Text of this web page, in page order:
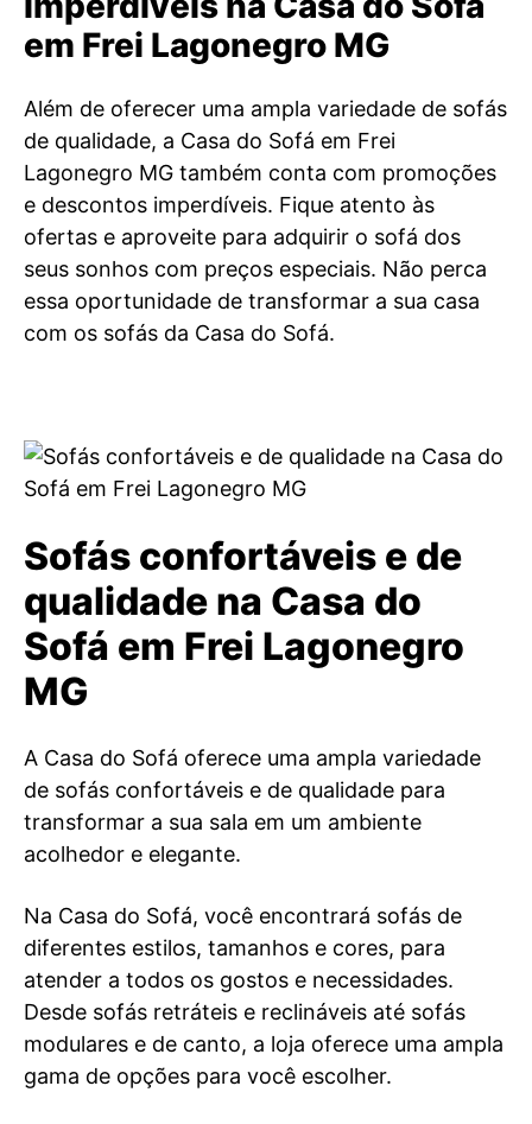
em Frei Lagonegro MG
Além de oferecer uma ampla variedade de sofás
de qualidade, a Casa do Sofá em Frei
Lagonegro MG também conta com promoções
e descontos imperdíveis. Fique atento às
ofertas e aproveite para adquirir o sofá dos
seus sonhos com preços especiais. Não perca
essa oportunidade de transformar a sua casa
com os sofás da Casa do Sofá.
Sofás confortáveis e de
qualidade na Casa do
Sofá em Frei Lagonegro
MG
A Casa do Sofá oferece uma ampla variedade
de sofás confortáveis e de qualidade para
transformar a sua sala em um ambiente
acolhedor e elegante.
Na Casa do Sofá, você encontrará sofás de
diferentes estilos, tamanhos e cores, para
atender a todos os gostos e necessidades.
Desde sofás retráteis e reclináveis até sofás
modulares e de canto, a loja oferece uma ampla
gama de opções para você escolher.